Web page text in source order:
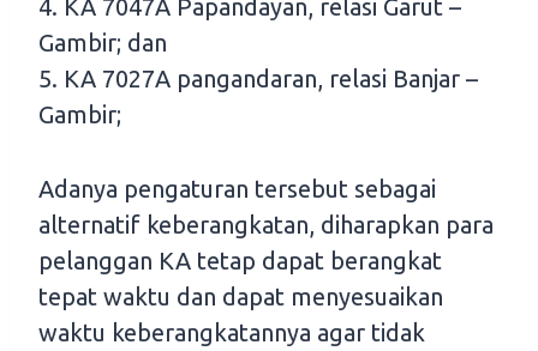
4. KA 7047A Papandayan, relasi Garut –
Gambir; dan
5. KA 7027A pangandaran, relasi Banjar –
Gambir;
Adanya pengaturan tersebut sebagai
alternatif keberangkatan, diharapkan para
pelanggan KA tetap dapat berangkat
tepat waktu dan dapat menyesuaikan
waktu keberangkatannya agar tidak